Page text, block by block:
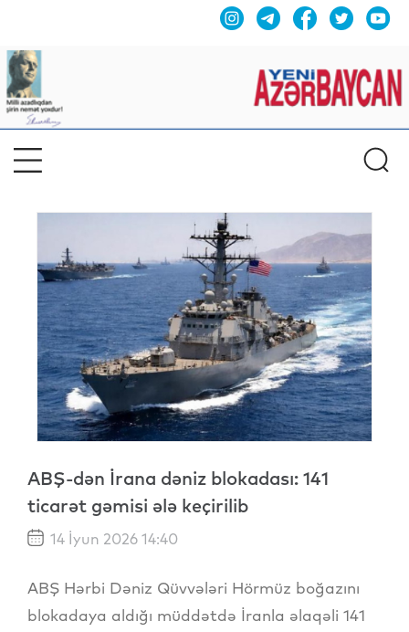
ABŞ-dən İrana dəniz blokadası: 141
ticarət gəmisi ələ keçirilib
14 İyun 2026 14:40
ABŞ Hərbi Dəniz Qüvvələri Hörmüz boğazını
blokadaya aldığı müddətdə İranla əlaqəli 141